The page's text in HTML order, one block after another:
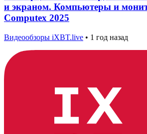
и экраном. Компьютеры и
Computex 2025
Видеообзоры iXBT.live • 1 год назад